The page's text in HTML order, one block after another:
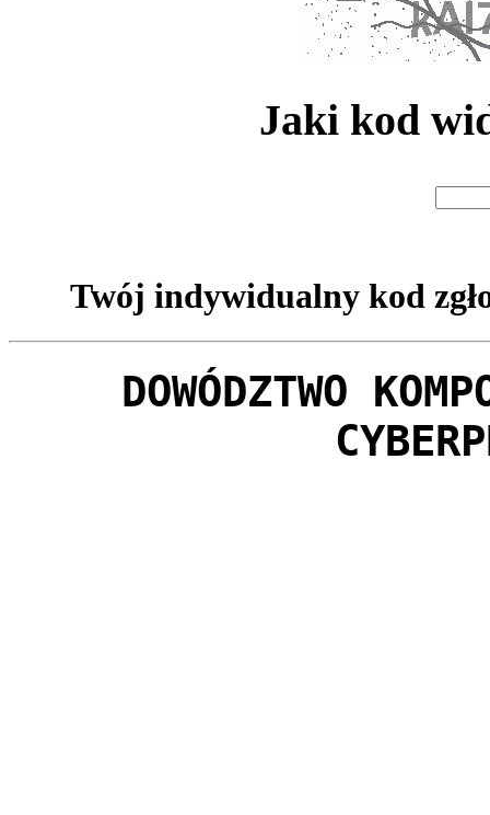
Jaki kod
Twój indywidualny kod
DOWÓDZTWO